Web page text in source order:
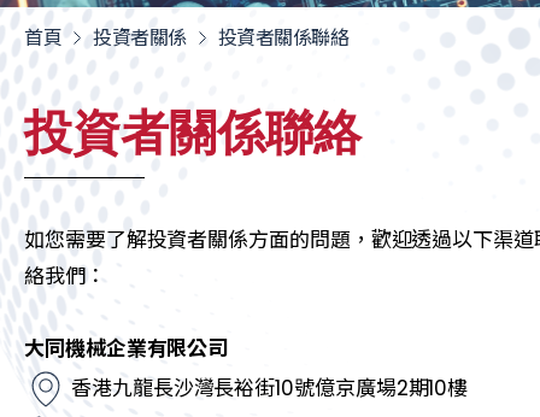
首頁 投資者關係 投資者關係聯絡
投資者關係聯絡
如您需要了解投資者關係方面的問題，歡迎透過以下渠道
絡我們：
大同機械企業有限公司
香港九龍長沙灣長裕街10號億京廣場2期10樓